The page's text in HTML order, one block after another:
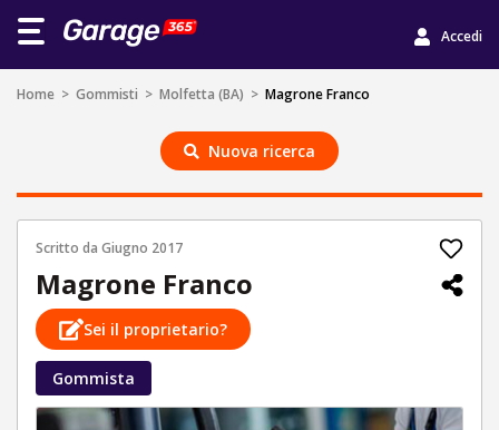
Accedi
Home > Gommisti > Molfetta (BA) > Magrone Franco
Nuova ricerca
Scritto da Giugno 2017
Magrone Franco
Sei il proprietario?
Gommista